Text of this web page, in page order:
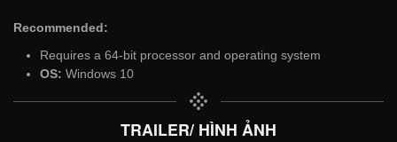
Recommended:
Requires a 64-bit processor and operating system
OS: Windows 10
TRAILER/ HÌNH ẢNH